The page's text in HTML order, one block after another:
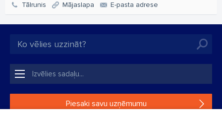
Tālrunis
Mājaslapa E-pasta adrese
Piesaki savu uzņēmumu